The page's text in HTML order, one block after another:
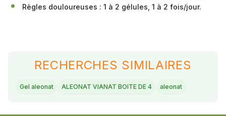
Règles douloureuses : 1 à 2 gélules, 1 à 2 fois/jour.
RECHERCHES SIMILAIRES
Gel aleonat ALEONAT VIANAT BOITE DE 4 aleonat